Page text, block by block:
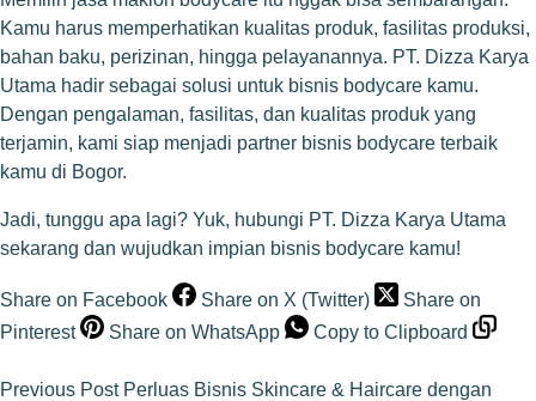
Kamu harus memperhatikan kualitas produk, fasilitas produksi,
bahan baku, perizinan, hingga pelayanannya. PT. Dizza Karya
Utama hadir sebagai solusi untuk bisnis bodycare kamu.
Dengan pengalaman, fasilitas, dan kualitas produk yang
terjamin, kami siap menjadi partner bisnis bodycare terbaik
kamu di Bogor.
Jadi, tunggu apa lagi? Yuk, hubungi PT. Dizza Karya Utama
sekarang dan wujudkan impian bisnis bodycare kamu!
Share on Facebook Share on X (Twitter)
Share on
Pinterest
Share on WhatsApp Copy to Clipboard
Previous Post Perluas Bisnis Skincare & Haircare dengan